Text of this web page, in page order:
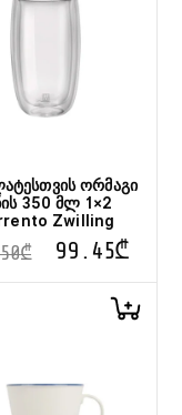
ორმაგი
350 მლ 1×2
Zwilling
₾ 99.45₾